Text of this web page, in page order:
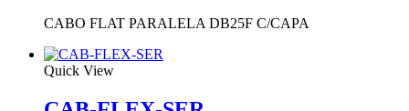
CABO FLAT PARALELA DB25F C/CAPA
Quick View